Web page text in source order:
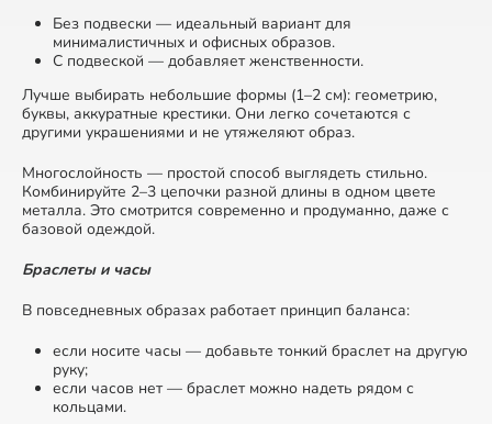
Без подвески — идеальный вариант для
минималистичных и офисных образов.
С подвеской — добавляет женственности.
Лучше выбирать небольшие формы (1–2 см): геометрию,
буквы, аккуратные крестики. Они легко сочетаются с
другими украшениями и не утяжеляют образ.
Многослойность — простой способ выглядеть стильно.
Комбинируйте 2–3 цепочки разной длины в одном цвете
металла. Это смотрится современно и продуманно, даже с
базовой одеждой.
Браслеты и часы
В повседневных образах работает принцип баланса:
если носите часы — добавьте тонкий браслет на другую
руку;
если часов нет — браслет можно надеть рядом с
кольцами.